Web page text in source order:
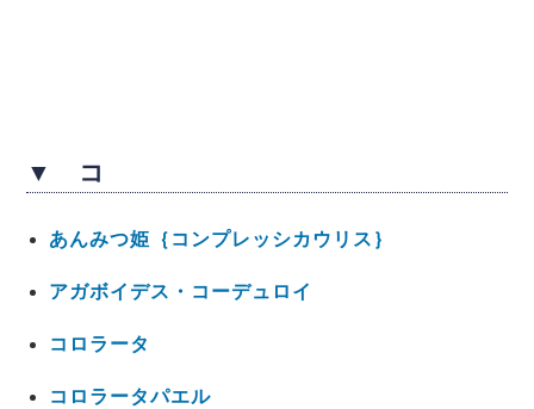
▼ コ
あんみつ姫｛コンプレッシカウリス｝
アガボイデス・コーデュロイ
コロラータ
コロラータパエル